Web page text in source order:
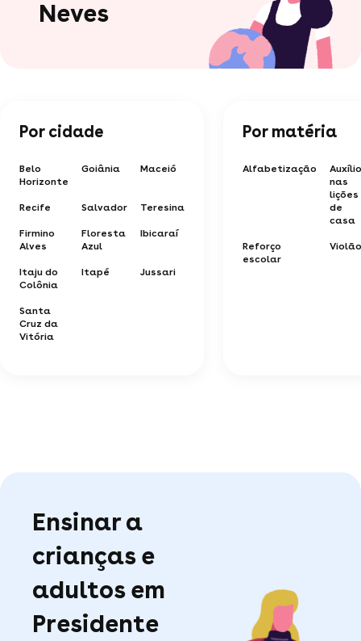
Neves
Por cidade
Belo
Horizonte
Goiânia Maceió
Recife Salvador Teresina
Firmino
Alves
Floresta
Azul
Ibicaraí
Itaju do
Colônia
Itapé Jussari
Santa
Cruz da
Vitória
Por matéria
Alfabetização
Auxílio
nas
lições
de
casa
Reforço
escolar
Violão
Ensinar a
crianças e
adultos em
Presidente